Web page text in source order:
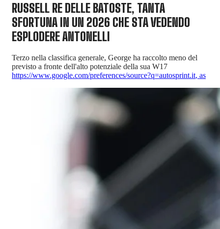
RUSSELL RE DELLE BATOSTE, TANTA
SFORTUNA IN UN 2026 CHE STA VEDENDO
ESPLODERE ANTONELLI
Terzo nella classifica generale, George ha raccolto meno del
previsto a fronte dell'alto potenziale della sua W17
https://www.google.com/preferences/source?q=autosprint.it, as